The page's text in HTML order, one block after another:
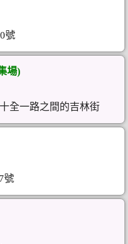
號
場)
全一路之間的吉林街
號